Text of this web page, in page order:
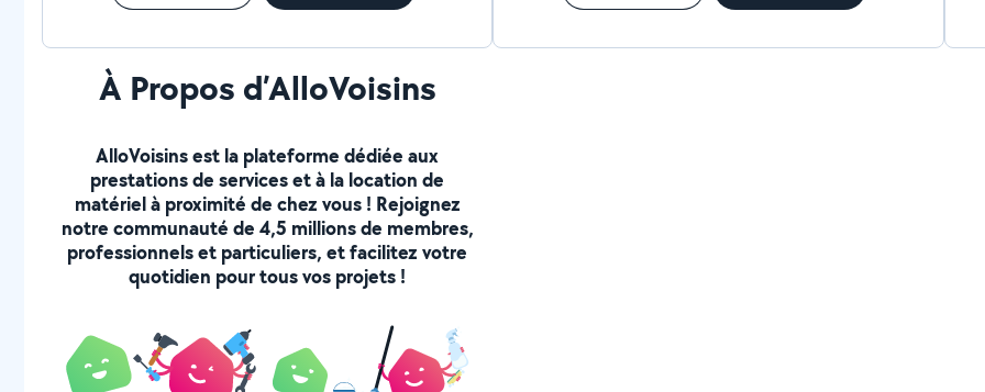
À Propos d’AlloVoisins
AlloVoisins est la plateforme dédiée aux
prestations de services et à la location de
matériel à proximité de chez vous ! Rejoignez
notre communauté de 4,5 millions de membres,
professionnels et particuliers, et facilitez votre
quotidien pour tous vos projets !